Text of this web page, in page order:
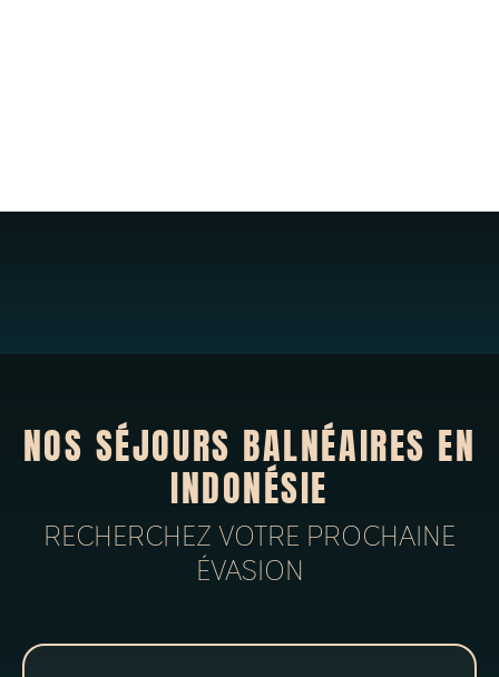
NOS SÉJOURS BALNÉAIRES EN
INDONÉSIE
RECHERCHEZ VOTRE PROCHAINE
ÉVASION